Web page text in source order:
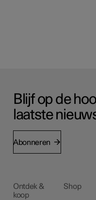
Blijf op de
laatste
Abonneren
Ontdek &
koop
Shop